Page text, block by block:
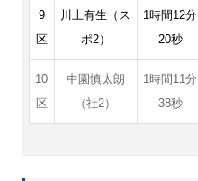
9
区
川上有生（ス
ポ2）
1時間12分
20秒
10
区
中園慎太朗
（社2）
1時間11分
38秒